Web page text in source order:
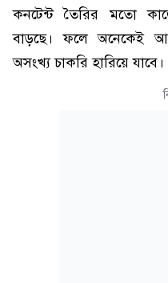
কনটেন্ট তৈরির মতো
বাড়ছে। ফলে অনেকেই
অসংখ্য চাকরি হারিয়ে যাবে।